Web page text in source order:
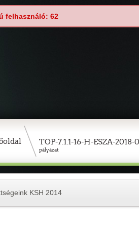
felhasználó: 62
TOP-7.1.1-16-H-ESZA-
pályázat
KSH 2014